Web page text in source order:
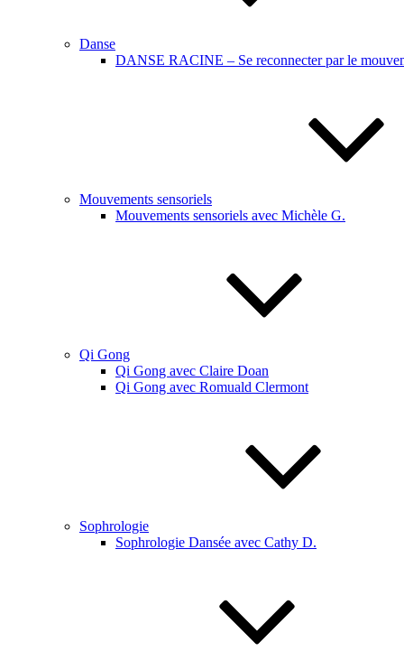
Danse
DANSE RACINE – Se reconnecter par le
Mouvements sensoriels
Mouvements sensoriels avec Michèle G.
Qi Gong
Qi Gong avec Claire Doan
Qi Gong avec Romuald Clermont
Sophrologie
Sophrologie Dansée avec Cathy D.